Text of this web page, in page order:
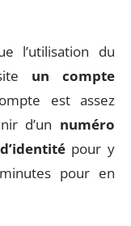
l’utilisation du
un compte
est assez
d’un numéro
pour y
pour en